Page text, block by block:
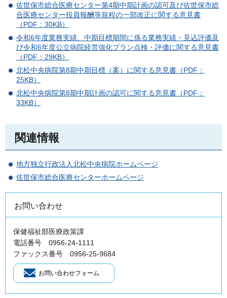
佐世保市総合医療センター第4期中期計画の認可及び佐世保市総
合医療センター役員報酬等規程の一部改正に関する意見書
（PDF：30KB）
令和6年度業務実績、中期目標期間に係る業務実績・見込評価及
び令和6年度公立病院経営強化プラン点検・評価に関する意見書
（PDF：29KB）
北松中央病院第8期中期目標（案）に関する意見書（PDF：
25KB）
北松中央病院第8期中期計画の認可に関する意見書（PDF：
33KB）
関連情報
地方独立行政法人北松中央病院ホームページ
佐世保市総合医療センターホームページ
お問い合わせ
保健福祉部医療政策課
電話番号 0956-24-1111
ファックス番号 0956-25-9684